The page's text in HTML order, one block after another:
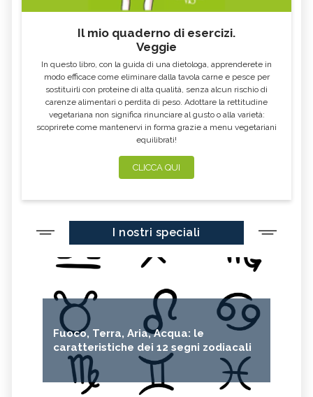
Il mio quaderno di esercizi.
Veggie
In questo libro, con la guida di una dietologa, apprenderete in
modo efficace come eliminare dalla tavola carne e pesce per
sostituirli con proteine di alta qualità, senza alcun rischio di
carenze alimentari o perdita di peso. Adottare la rettitudine
vegetariana non significa rinunciare al gusto o alla varietà:
scoprirete come mantenervi in forma grazie a menu vegetariani
equilibrati!
CLICCA QUI
I nostri speciali
Fuoco, Terra, Aria, Acqua: le
caratteristiche dei 12 segni zodiacali